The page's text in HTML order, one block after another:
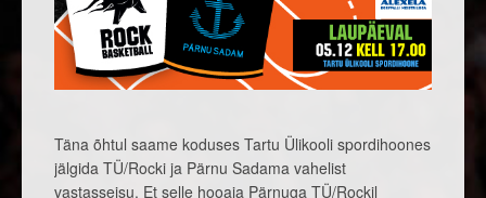
Täna õhtul saame koduses Tartu Ülikooli spordihoones
jälgida TÜ/Rocki ja Pärnu Sadama vahelist
vastasseisu. Et selle hooaja Pärnuga TÜ/Rockil